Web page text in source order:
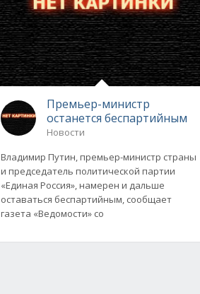
Премьер-министр
останется беспартийным
Новости
Владимир Путин, премьер-министр страны
и председатель политической партии
«Единая Россия», намерен и дальше
оставаться беспартийным, сообщает
газета «Ведомости» со